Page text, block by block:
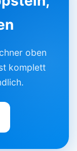
oben
komplett